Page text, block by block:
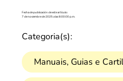
Fecha de publicación de este artículo:
7 de noviembre de 2025 a las 8:00:00 p.m.
Categoria(s):
Manuais, Guias e